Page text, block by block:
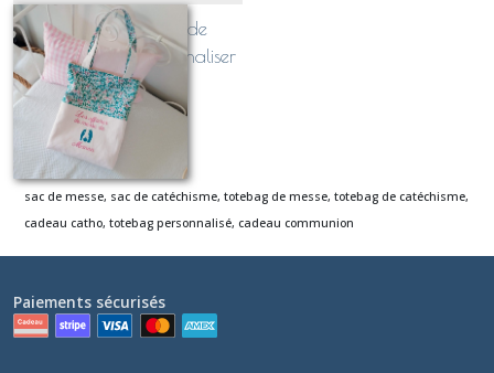
Sac de messe ou de
catéchisme, à personnaliser
(taille A4)
À partir de 27
sac de messe, sac de catéchisme, totebag de messe, totebag de catéchisme,
cadeau catho, totebag personnalisé, cadeau communion
Paiements sécurisés